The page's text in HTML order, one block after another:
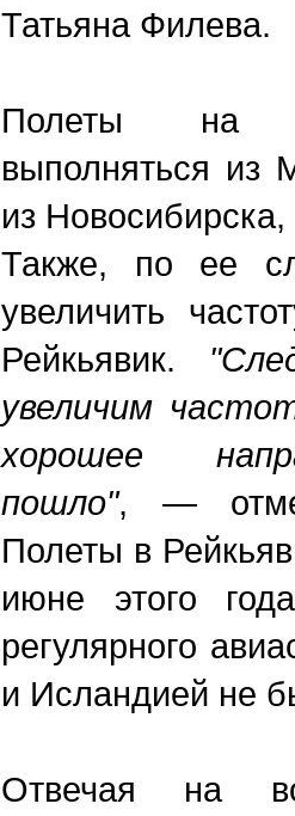
Татьяна Филева.
Полеты на
выполняться
из
Также, по ее
увеличить
Рейкьявик.
увеличим
хорошее
пошло", —
Полеты в
июне этого
регулярного
и Исландией не
Отвечая на